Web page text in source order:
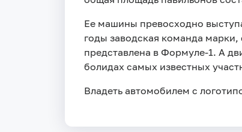
Ее машины превосходно
годы заводская команда
представлена в Формуле-1. А
болидах самых известных
Владеть автомобилем с